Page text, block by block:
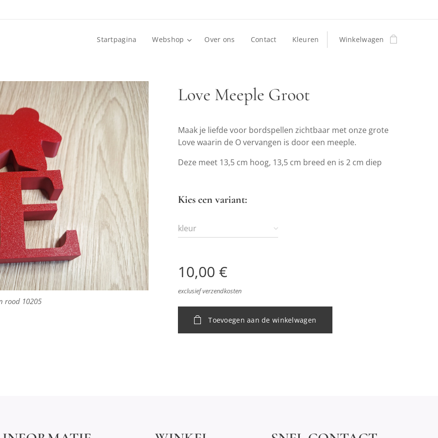
Startpagina Webshop Over ons Contact Kleuren Winkelwagen
Love Meeple Groot
rood 10205
paarsgroen
10204
geel
Maak je liefde voor bordspellen zichtbaar met onze grote
Love waarin de O vervangen is door een meeple.
Deze meet 13,5 cm hoog, 13,5 cm breed en is 2 cm diep
Kies een variant:
kleur
10,00 €
exclusief verzendkosten
Toevoegen aan de winkelwagen